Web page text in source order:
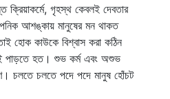
ক্রিয়াকর্মে, গৃহস্থ কেবলই দেবতার
আশঙ্কায় মানুষের মন থাকত
হোক কাউকে বিশ্বাস করা কঠিন
পাড়তে হত। শুভ কর্ম এবং অশুভ
চলতে চলতে পদে পদে মানুষ হোঁচট